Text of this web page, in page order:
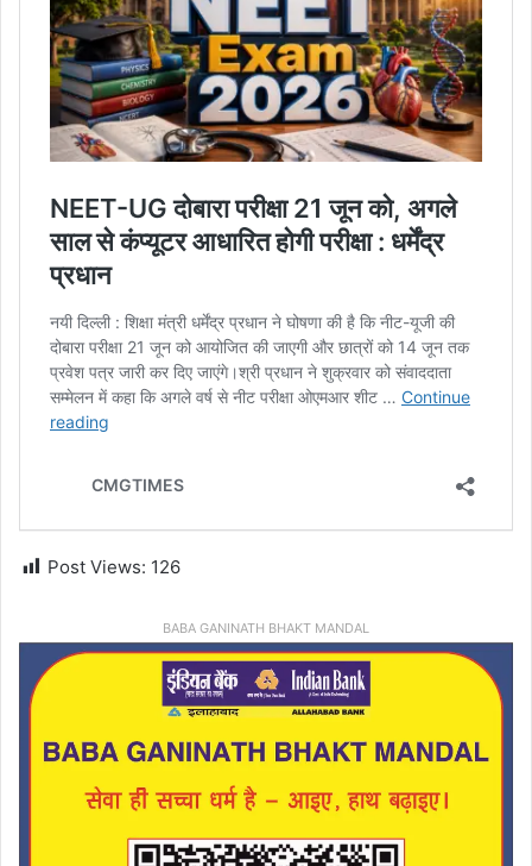
Post Views: 126
BABA GANINATH BHAKT MANDAL